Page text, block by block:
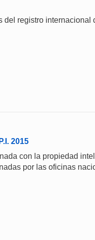
del registro
2015
con la propiedad
por las oficinas